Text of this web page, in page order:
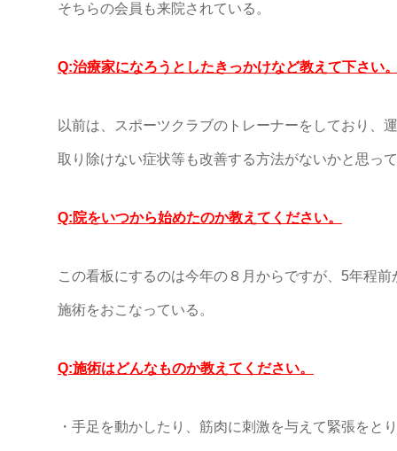
そちらの会員も来院されている。
Q:治療家になろうとしたきっかけなど教えて下さい
以前は、スポーツクラブのトレーナーをしており、
取り除けない症状等も改善する方法がないかと思っ
Q:院をいつから始めたのか教えてください。
この看板にするのは今年の８月からですが、5年程前
施術をおこなっている。
Q:施術はどんなものか教えてください。
・手足を動かしたり、筋肉に刺激を与えて緊張をと